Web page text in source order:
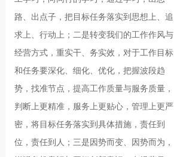
路、出点子，把目标任务落实到思想上、追
求上、行动上；二是转变我们的工作作风与
经营方式，重实干、务实效，对于工作目标
和任务要深化、细化、优化，把握波段趋
势，找准节点，提高工作质量与服务质量，
判断上更精准，服务上更贴心，管理上更严
密，将目标任务落实到具体措施，责任到
位，责任到人；三是因势而变、因势而为，